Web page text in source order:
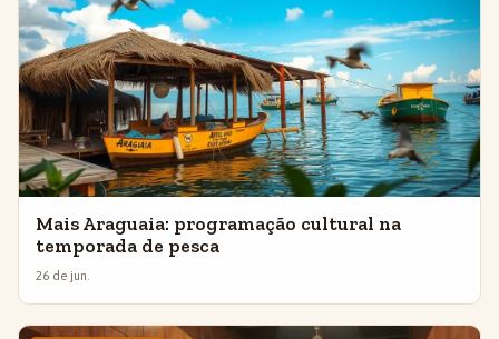
Mais Araguaia: programação cultural na
temporada de pesca
26 de jun.